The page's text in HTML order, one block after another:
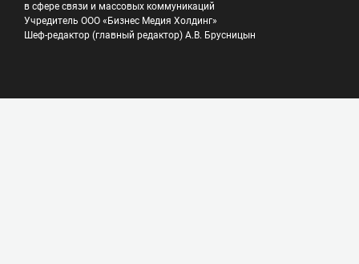
в сфере связи и массовых коммуникаций
Учредитель ООО «Бизнес Медия Холдинг»
Шеф-редактор (главный редактор) А.В. Брусницын